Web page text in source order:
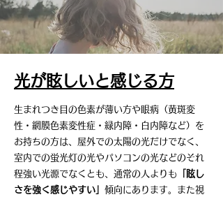
光が眩しいと感じる方
生まれつき目の色素が薄い方や眼病（黄斑変
性・網膜色素変性症・緑内障・白内障など）を
お持ちの方は、屋外での太陽の光だけでなく、
室内での蛍光灯の光やパソコンの光などのそれ
程強い光源でなくとも、通常の人よりも 「眩し
さを強く感じやすい」 傾向にあります。また視